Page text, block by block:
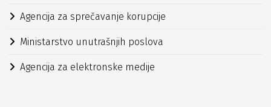
Agencija za sprečavanje korupcije
Ministarstvo unutrašnjih poslova
Agencija za elektronske medije